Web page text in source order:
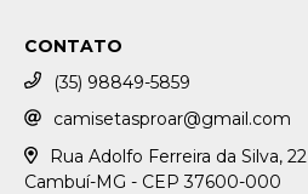
CONTATO
(35) 98849-5859
camisetasproar@gmail.com
Rua Adolfo Ferreira da Silva,
Cambuí-MG - CEP 37600-000